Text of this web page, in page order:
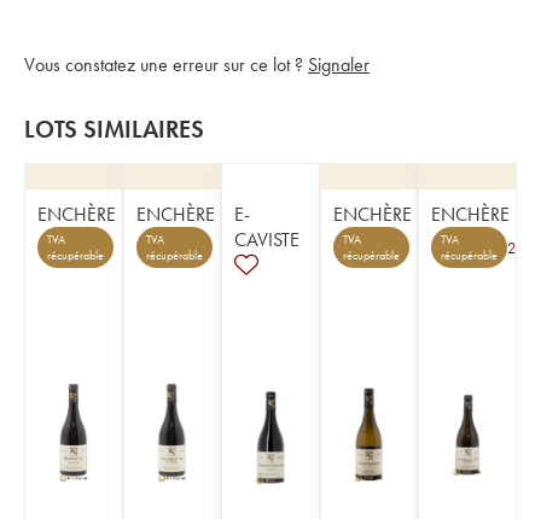
Vous constatez une erreur sur ce lot ? Signaler
LOTS SIMILAIRES
ENCHÈRE
TVA
récupérable
ENCHÈRE
TVA
récupérable
E-
CAVISTE
ENCHÈRE
TVA
récupérable
ENCHÈRE
TVA
récupérable
2